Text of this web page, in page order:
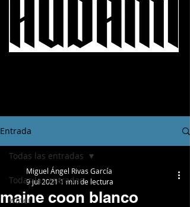
Entrada
Todas las entradas
water
Todas las entradas
maine coon blanco
Miguel Ángel Rivas García
9 jul 2021 1 min de lectura